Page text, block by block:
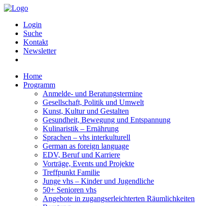
Login
Suche
Kontakt
Newsletter
Home
Programm
Anmelde- und Beratungstermine
Gesellschaft, Politik und Umwelt
Kunst, Kultur und Gestalten
Gesundheit, Bewegung und Entspannung
Kulinaristik – Ernährung
Sprachen – vhs interkulturell
German as foreign language
EDV, Beruf und Karriere
Vorträge, Events und Projekte
Treffpunkt Familie
Junge vhs – Kinder und Jugendliche
50+ Senioren vhs
Angebote in zugangserleichterten Räumlichkeiten